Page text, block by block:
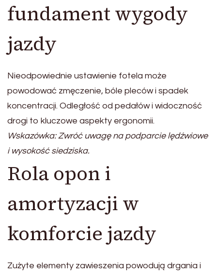
fundament wygody
jazdy
Nieodpowiednie ustawienie fotela może
powodować zmęczenie, bóle pleców i spadek
koncentracji. Odległość od pedałów i widoczność
drogi to kluczowe aspekty ergonomii.
Wskazówka: Zwróć uwagę na podparcie lędźwiowe
i wysokość siedziska.
Rola opon i
amortyzacji w
komforcie jazdy
Zużyte elementy zawieszenia powodują drgania i